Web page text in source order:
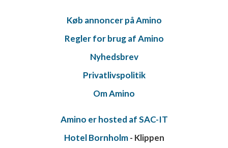
Køb annoncer på Amino
Regler for brug af Amino
Nyhedsbrev
Privatlivspolitik
Om Amino
Amino er hosted af SAC-IT
Hotel Bornholm- Klippen